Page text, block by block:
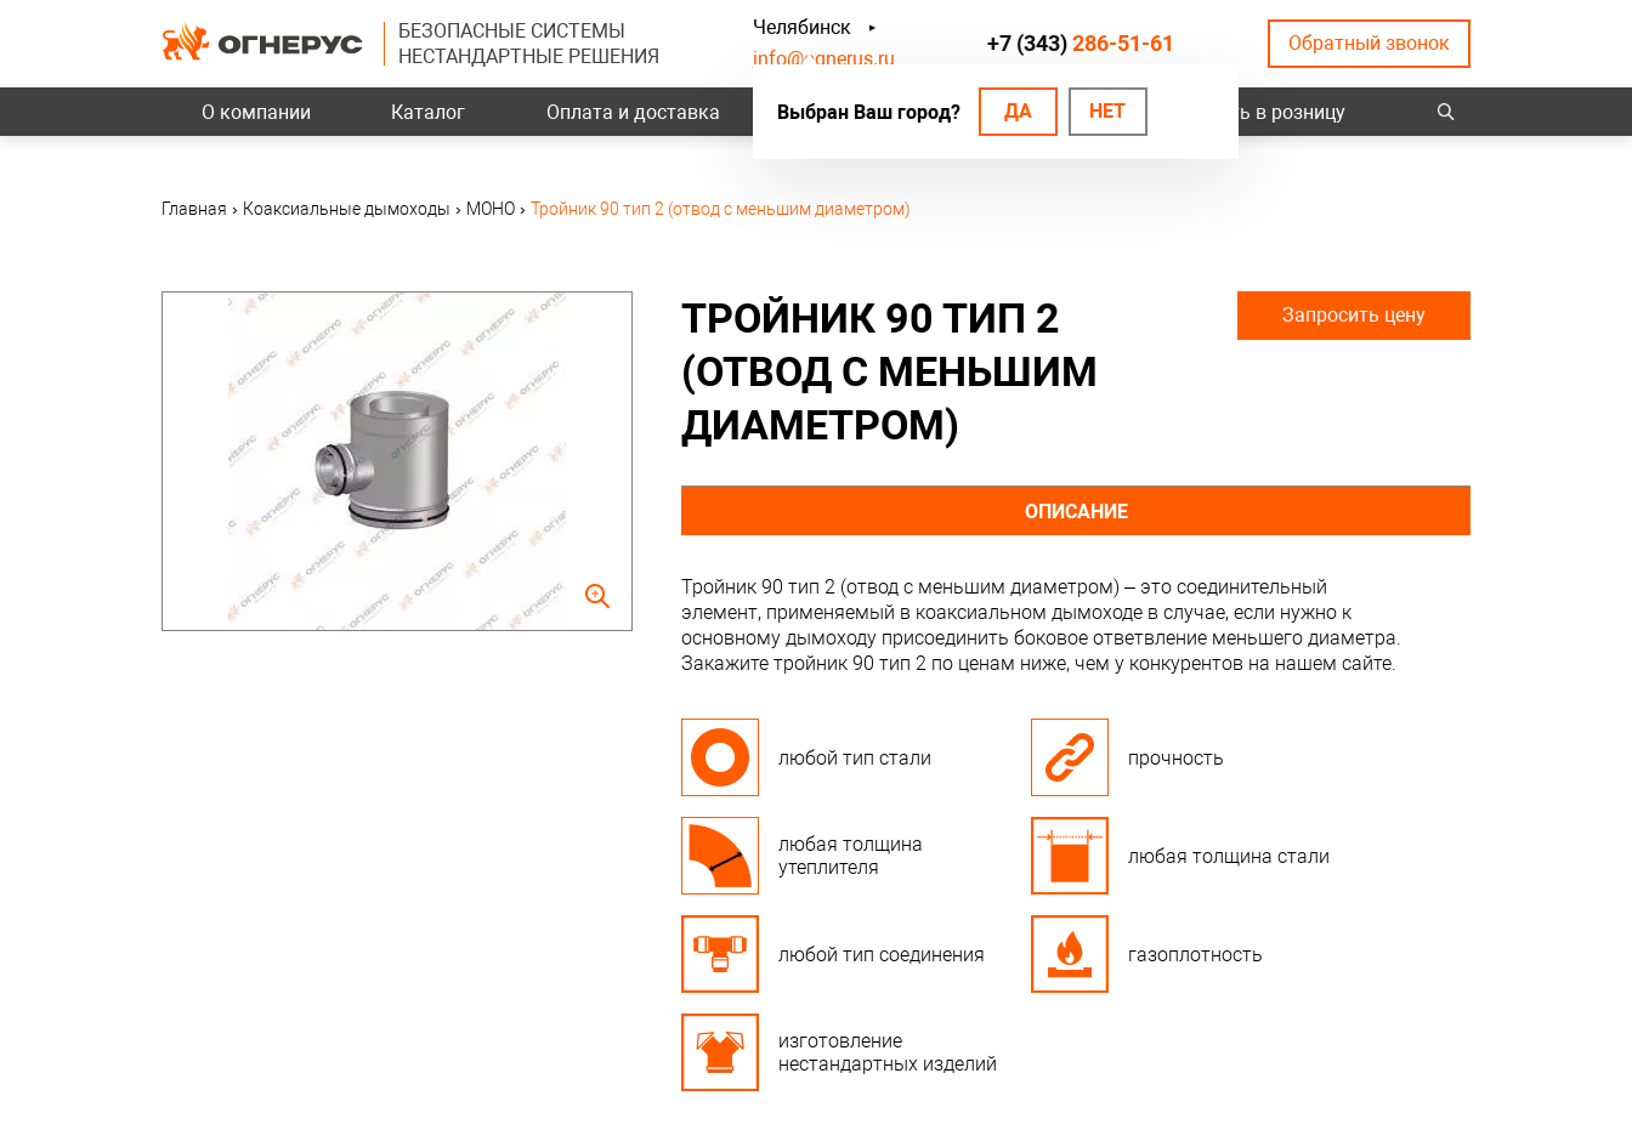
БЕЗОПАСНЫЕ СИСТЕМЫ
НЕСТАНДАРТНЫЕ РЕШЕНИЯ
Челябинск
Выбран Ваш город? ДА НЕТ
info@ognerus.ru
+7 (343)286-51-61 Обратный звонок
О компании Каталог Оплата и доставка Наши объекты Контакты Купить в розницу
Главная › Коаксиальные дымоходы › МОНО › Тройник 90 тип 2 (отвод с меньшим диаметром)
ТРОЙНИК 90 ТИП 2
(ОТВОД С МЕНЬШИМ
ДИАМЕТРОМ)
Запросить цену
ОПИСАНИЕ
Тройник 90 тип 2 (отвод с меньшим диаметром) – это соединительный
элемент, применяемый в коаксиальном дымоходе в случае, если нужно к
основному дымоходу присоединить боковое ответвление меньшего диаметра.
Закажите тройник 90 тип 2 по ценам ниже, чем у конкурентов на нашем сайте.
любой тип стали прочность
любая толщина
утеплителя
любая толщина стали
любой тип соединения газоплотность
изготовление
нестандартных изделий